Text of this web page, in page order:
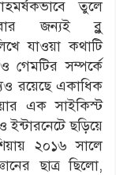
তুলে
জন্যই ব্লু
যাওয়া কথাটি
গেমটির সম্পর্কে
রয়েছে একাধিক
এক সাইকিস্ট
ছড়িয়ে
২০১৬ সালে
ছাত্র ছিলো,